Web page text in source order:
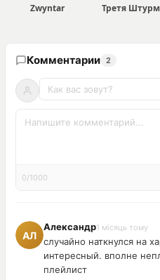
Zwyntar Третя
Комментарии 2
0/1000
Александр1 місяць тому
случайно наткнулся на
интересный. вполне
плейлист